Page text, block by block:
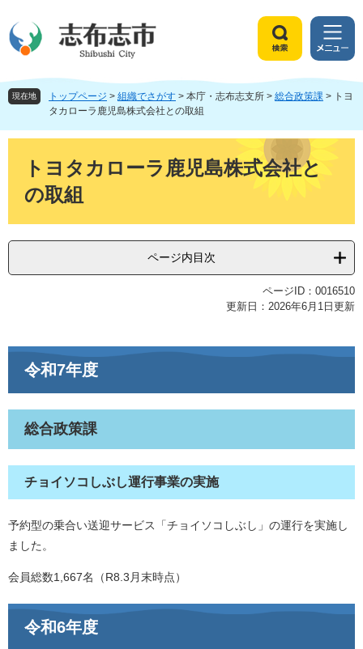
ジ
頭
ュ
飛
索
メ
ニ
ュ
ー
現在地 トップページ > 組織でさがす > 本庁・志布志支所 > 総合政策課 > トヨ
タカローラ鹿児島株式会社との取組
トヨタカローラ鹿児島株式会社と
の取組
ページ内目次
ページID：0016510
更新日：2026年6月1日更新
令和7年度
総合政策課
チョイソコしぶし運行事業の実施
予約型の乗合い送迎サービス「チョイソコしぶし」の運行を実施し
ました。
会員総数1,667名（R8.3月末時点）
令和6年度